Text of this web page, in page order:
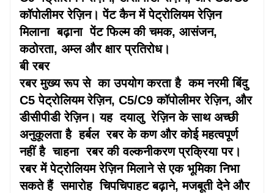
कॉपोलीमर रेज़िन। पेंट कैन में पेट्रोलियम रेज़िन
मिलाना बढ़ाना पेंट फिल्म की चमक, आसंजन,
कठोरता, अम्ल और क्षार प्रतिरोध।
बी रबर
रबर मुख्य रूप से का उपयोग करता है कम नरमी बिंदु
C5 पेट्रोलियम रेज़िन, C5/C9 कॉपोलीमर रेज़िन, और
डीसीपीडी रेज़िन। यह दयालु रेज़िन के साथ अच्छी
अनुकूलता है हर्बल रबर के कण और कोई महत्वपूर्ण
नहीं है चाहना रबर की वल्कनीकरण प्रक्रिया पर।
रबर में पेट्रोलियम रेज़िन मिलाने से एक भूमिका निभा
सकते हैं समारोह चिपचिपाहट बढ़ाने, मजबूती देने और